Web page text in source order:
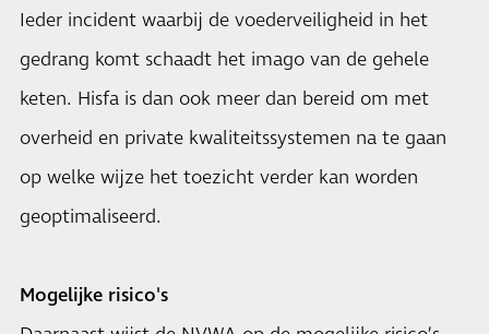
Ieder incident waarbij de voederveiligheid in het
gedrang komt schaadt het imago van de gehele
keten. Hisfa is dan ook meer dan bereid om met
overheid en private kwaliteitssystemen na te gaan
op welke wijze het toezicht verder kan worden
geoptimaliseerd.
Mogelijke risico's